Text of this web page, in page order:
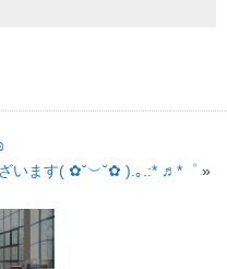
います( ✿˘︶˘✿ ).｡.:* ♬*゜ »